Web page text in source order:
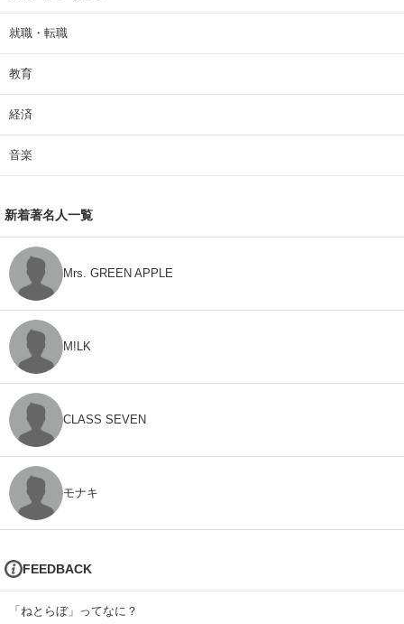
就職・転職
教育
経済
音楽
新着著名人一覧
Mrs. GREEN APPLE
M!LK
CLASS SEVEN
モナキ
FEEDBACK
「ねとらぼ」ってなに？